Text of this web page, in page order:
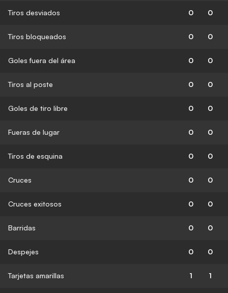
Tiros desviados 0 0
Tiros bloqueados 0 0
Goles fuera del área 0 0
Tiros al poste 0 0
Goles de tiro libre 0 0
Fueras de lugar 0 0
Tiros de esquina 0 0
Cruces 0 0
Cruces exitosos 0 0
Barridas 0 0
Despejes 0 0
Tarjetas amarillas 1 1